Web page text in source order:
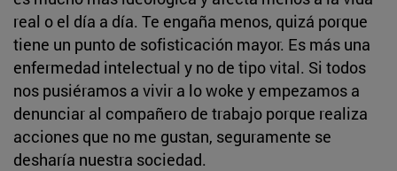
real o el día a día. Te engaña menos, quizá porque
tiene un punto de sofisticación mayor. Es más una
enfermedad intelectual y no de tipo vital. Si todos
nos pusiéramos a vivir a lo woke y empezamos a
denunciar al compañero de trabajo porque realiza
acciones que no me gustan, seguramente se
desharía nuestra sociedad.